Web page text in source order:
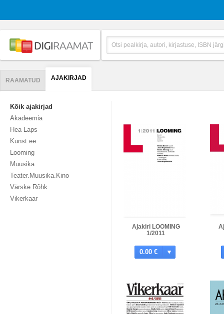
RAAMATUD AJAKIRJAD
Kõik ajakirjad
Akadeemia
Hea Laps
Kunst.ee
Looming
Muusika
Teater.Muusika.Kino
Värske Rõhk
Vikerkaar
Ajakiri LOOMING
1/2011
0.00 €